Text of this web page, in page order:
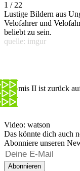
1 / 22
Lustige Bildern aus
Velofahrer und
beliebt zu sein.
quelle: imgur
Artemis II ist zurück
Video: watson
Das könnte dich auch
Abonniere unseren
Abonnieren